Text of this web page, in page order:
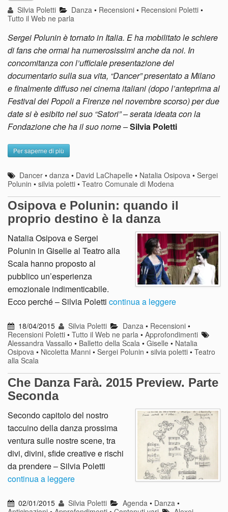
Silvia Poletti Danza • Recensioni • Recensioni Poletti •
Tutto il Web ne parla
Sergei Polunin è tornato in Italia. E ha mobilitato le schiere
di fans che ormai ha numerosissimi anche da noi. In
concomitanza con l’ufficiale presentazione del
documentario sulla sua vita, “Dancer” presentato a Milano
e finalmente diffuso nei cinema italiani (dopo l’anteprima al
Festival dei Popoli a Firenze nel novembre scorso) per due
date si è esibito nel suo “Satori” – serata ideata con la
Fondazione che ha il suo nome –Silvia Poletti
Per saperne di più
Dancer •danza • David LaChapelle • Natalia Osipova •Sergei
Polunin • silvia poletti • Teatro Comunale di Modena
Osipova e Polunin: quando il
proprio destino è la danza
Natalia Osipova e Sergei
Polunin in Giselle al Teatro alla
Scala hanno proposto al
pubblico un’esperienza
emozionale indimenticabile.
Ecco perché – Silvia Poletti continua a leggere
18/04/2015 Silvia Poletti Danza• Recensioni•
Recensioni Poletti • Tutto il Web ne parla • Approfondimenti
Alessandra Vassallo • Balletto della Scala • Giselle • Natalia
Osipova • Nicoletta Manni • Sergei Polunin • silvia poletti • Teatro
alla Scala
Che Danza Farà. 2015 Preview. Parte
Seconda
Secondo capitolo del nostro
taccuino della danza prossima
ventura sulle nostre scene, tra
divi, divini, sfide creative e rischi
da prendere – Silvia Poletti
continua a leggere
02/01/2015 Silvia Poletti Agenda• Danza•